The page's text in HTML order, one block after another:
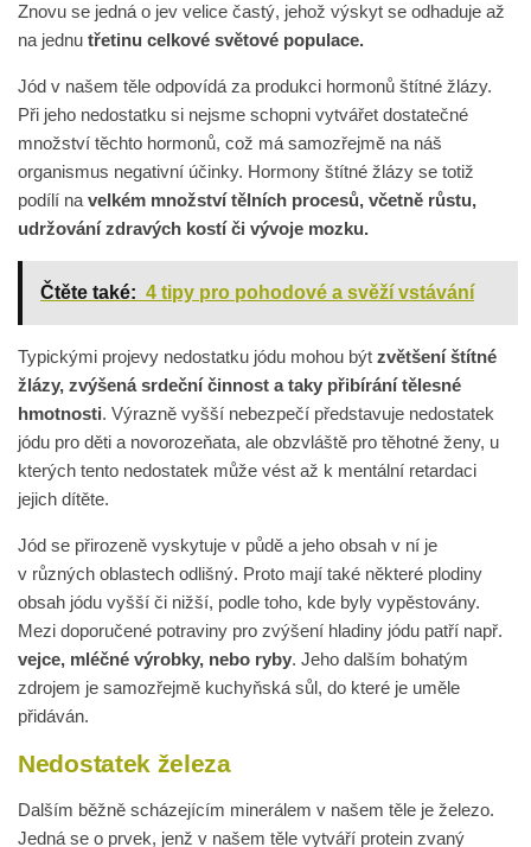
Znovu se jedná o jev velice častý, jehož výskyt se odhaduje až
na jednu třetinu celkové světové populace.
Jód v našem těle odpovídá za produkci hormonů štítné žlázy.
Při jeho nedostatku si nejsme schopni vytvářet dostatečné
množství těchto hormonů, což má samozřejmě na náš
organismus negativní účinky. Hormony štítné žlázy se totiž
podílí na velkém množství tělních procesů, včetně růstu,
udržování zdravých kostí či vývoje mozku.
Čtěte také: 4 tipy pro pohodové a svěží vstávání
Typickými projevy nedostatku jódu mohou být zvětšení štítné
žlázy, zvýšená srdeční činnost a taky přibírání tělesné
hmotnosti. Výrazně vyšší nebezpečí představuje nedostatek
jódu pro děti a novorozeňata, ale obzvláště pro těhotné ženy, u
kterých tento nedostatek může vést až k mentální retardaci
jejich dítěte.
Jód se přirozeně vyskytuje v půdě a jeho obsah v ní je
v různých oblastech odlišný. Proto mají také některé plodiny
obsah jódu vyšší či nižší, podle toho, kde byly vypěstovány.
Mezi doporučené potraviny pro zvýšení hladiny jódu patří např.
vejce, mléčné výrobky, nebo ryby. Jeho dalším bohatým
zdrojem je samozřejmě kuchyňská sůl, do které je uměle
přidáván.
Nedostatek železa
Dalším běžně scházejícím minerálem v našem těle je železo.
Jedná se o prvek, jenž v našem těle vytváří protein zvaný